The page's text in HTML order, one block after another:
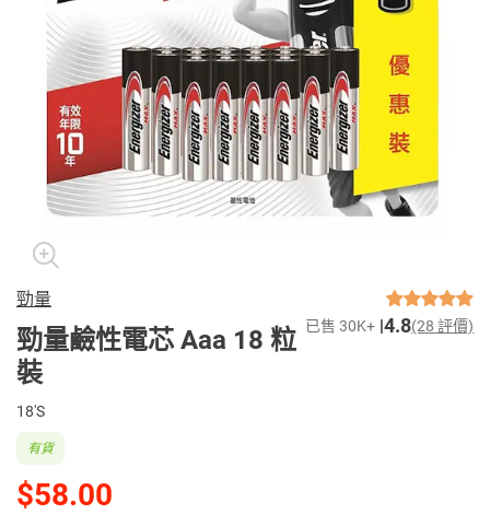
勁量
勁量鹼性電芯 Aaa 18 粒
裝
已售 30K+ 4.8(28 評價)
18'S
$58.00
有貨